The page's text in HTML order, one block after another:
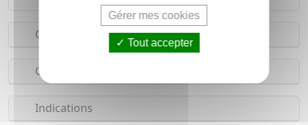
Conseils d'utilisation
Composition
Indications
Gérer mes cookies
Tout accepter